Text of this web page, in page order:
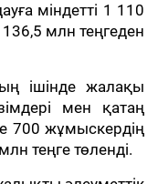
міндетті 1 110
млн теңгеден
ішінде жалақы
мен қатаң
700 жұмыскердің
теңге төленді.